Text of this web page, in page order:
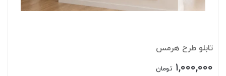
تابلو طرح هرمس
1,000,000 تومان